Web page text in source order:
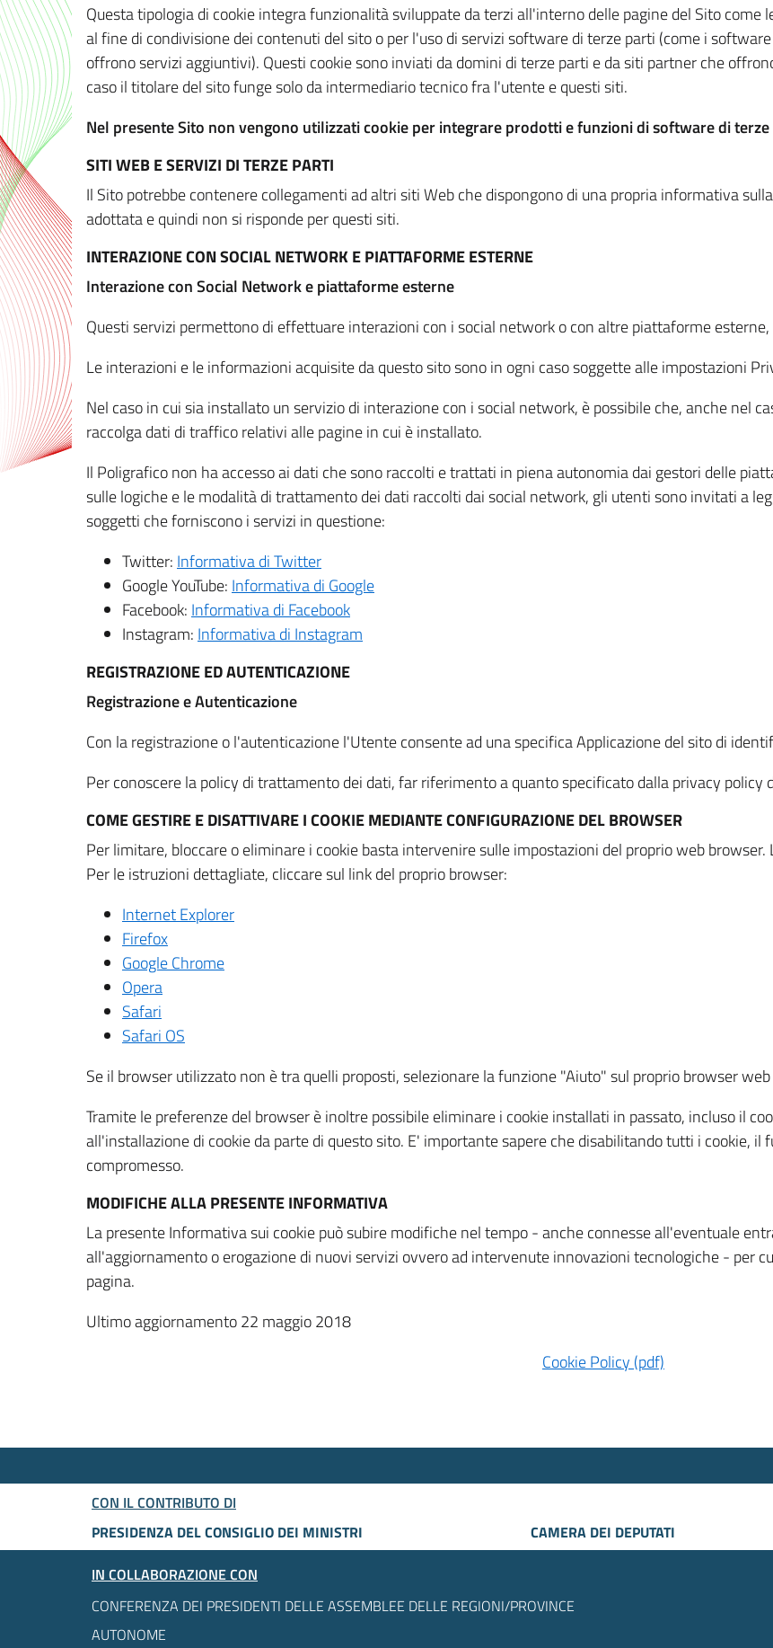
Questa tipologia di cookie integra funzionalità sviluppate da terzi all'interno delle pagine del Sito come
al fine di condivisione dei contenuti del sito o per l'uso di servizi software di terze parti (come i
offrono servizi aggiuntivi). Questi cookie sono inviati da domini di terze parti e da siti partner che
caso il titolare del sito funge solo da intermediario tecnico fra l'utente e questi siti.
Nel presente Sito non vengono utilizzati cookie per integrare prodotti e funzioni di software di
SITI WEB E SERVIZI DI TERZE PARTI
Il Sito potrebbe contenere collegamenti ad altri siti Web che dispongono di una propria informativa
adottata e quindi non si risponde per questi siti.
INTERAZIONE CON SOCIAL NETWORK E PIATTAFORME ESTERNE
Interazione con Social Network e piattaforme esterne
Questi servizi permettono di effettuare interazioni con i social network o con altre piattaforme
Le interazioni e le informazioni acquisite da questo sito sono in ogni caso soggette alle impostazioni
Nel caso in cui sia installato un servizio di interazione con i social network, è possibile che, anche nel
raccolga dati di traffico relativi alle pagine in cui è installato.
Il Poligrafico non ha accesso ai dati che sono raccolti e trattati in piena autonomia dai gestori delle
sulle logiche e le modalità di trattamento dei dati raccolti dai social network, gli utenti sono invitati a
soggetti che forniscono i servizi in questione:
Twitter: Informativa di Twitter
Google YouTube: Informativa di Google
Facebook: Informativa di Facebook
Instagram: Informativa di Instagram
REGISTRAZIONE ED AUTENTICAZIONE
Registrazione e Autenticazione
Con la registrazione o l'autenticazione l'Utente consente ad una specifica Applicazione del sito di
Per conoscere la policy di trattamento dei dati, far riferimento a quanto specificato dalla privacy policy
COME GESTIRE E DISATTIVARE I COOKIE MEDIANTE CONFIGURAZIONE DEL BROWSER
Per limitare, bloccare o eliminare i cookie basta intervenire sulle impostazioni del proprio web
Per le istruzioni dettagliate, cliccare sul link del proprio browser:
Internet Explorer
Firefox
Google Chrome
Opera
Safari
Safari OS
Se il browser utilizzato non è tra quelli proposti, selezionare la funzione "Aiuto" sul proprio browser
Tramite le preferenze del browser è inoltre possibile eliminare i cookie installati in passato, incluso il
all'installazione di cookie da parte di questo sito. E' importante sapere che disabilitando tutti i cookie,
compromesso.
MODIFICHE ALLA PRESENTE INFORMATIVA
La presente Informativa sui cookie può subire modifiche nel tempo - anche connesse all'eventuale
all'aggiornamento o erogazione di nuovi servizi ovvero ad intervenute innovazioni tecnologiche - per
pagina.
Ultimo aggiornamento 22 maggio 2018
Cookie Policy (pdf)
CON IL CONTRIBUTO DI
PRESIDENZA DEL CONSIGLIO DEI MINISTRI
CAMERA DEI DEPUTATI
IN COLLABORAZIONE CON
CONFERENZA DEI PRESIDENTI DELLE ASSEMBLEE DELLE REGIONI/PROVINCE
AUTONOME